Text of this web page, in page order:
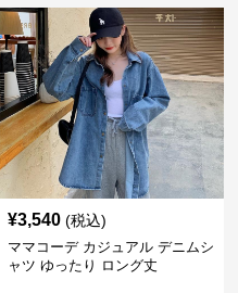
¥3,540 (税込)
ママコーデ カジュアル デニムシ
ャツ ゆったり ロング丈